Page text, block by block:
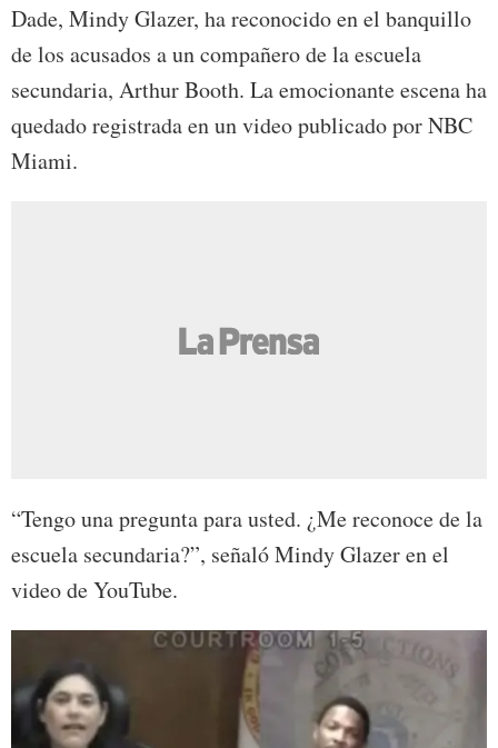
Dade, Mindy Glazer, ha reconocido en el banquillo
de los acusados a un compañero de la escuela
secundaria, Arthur Booth. La emocionante escena ha
quedado registrada en un video publicado por NBC
Miami.
“Tengo una pregunta para usted. ¿Me reconoce de la
escuela secundaria?”, señaló Mindy Glazer en el
video de YouTube.